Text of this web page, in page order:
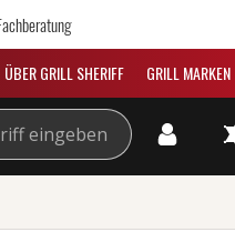
ÜBER GRILL SHERIFF GRILL MARKEN